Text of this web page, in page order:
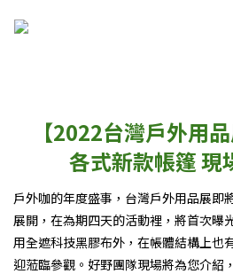
【2022台灣戶外用
各式新款帳篷 現
戶外咖的年度盛事，台灣戶外用品展即
展開，在為期四天的活動裡，將首次曝
用全遮科技黑膠布外，在帳體結構上也
迎蒞臨參觀。好野團隊現場將為您介紹